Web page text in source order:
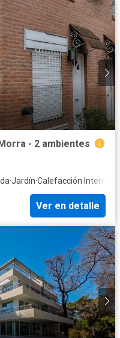
- 2 ambientes
·Jardín·Calefacción· Internet
Ver en detalle